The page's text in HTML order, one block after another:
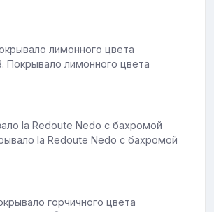
Покрывало лимонного цвета
la Redoute Nedo с бахромой